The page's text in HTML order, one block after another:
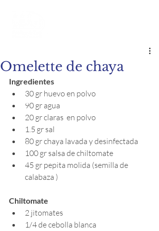
Omelette de chaya
Ingredientes
30 gr huevo en polvo
90 gr agua
20 gr claras  en polvo
1.5 gr sal
80 gr chaya lavada y desinfectada
100 gr salsa de chiltomate
45 gr pepita molida (semilla de
calabaza )
Chiltomate
2 jitomates
1/4 de cebolla blanca